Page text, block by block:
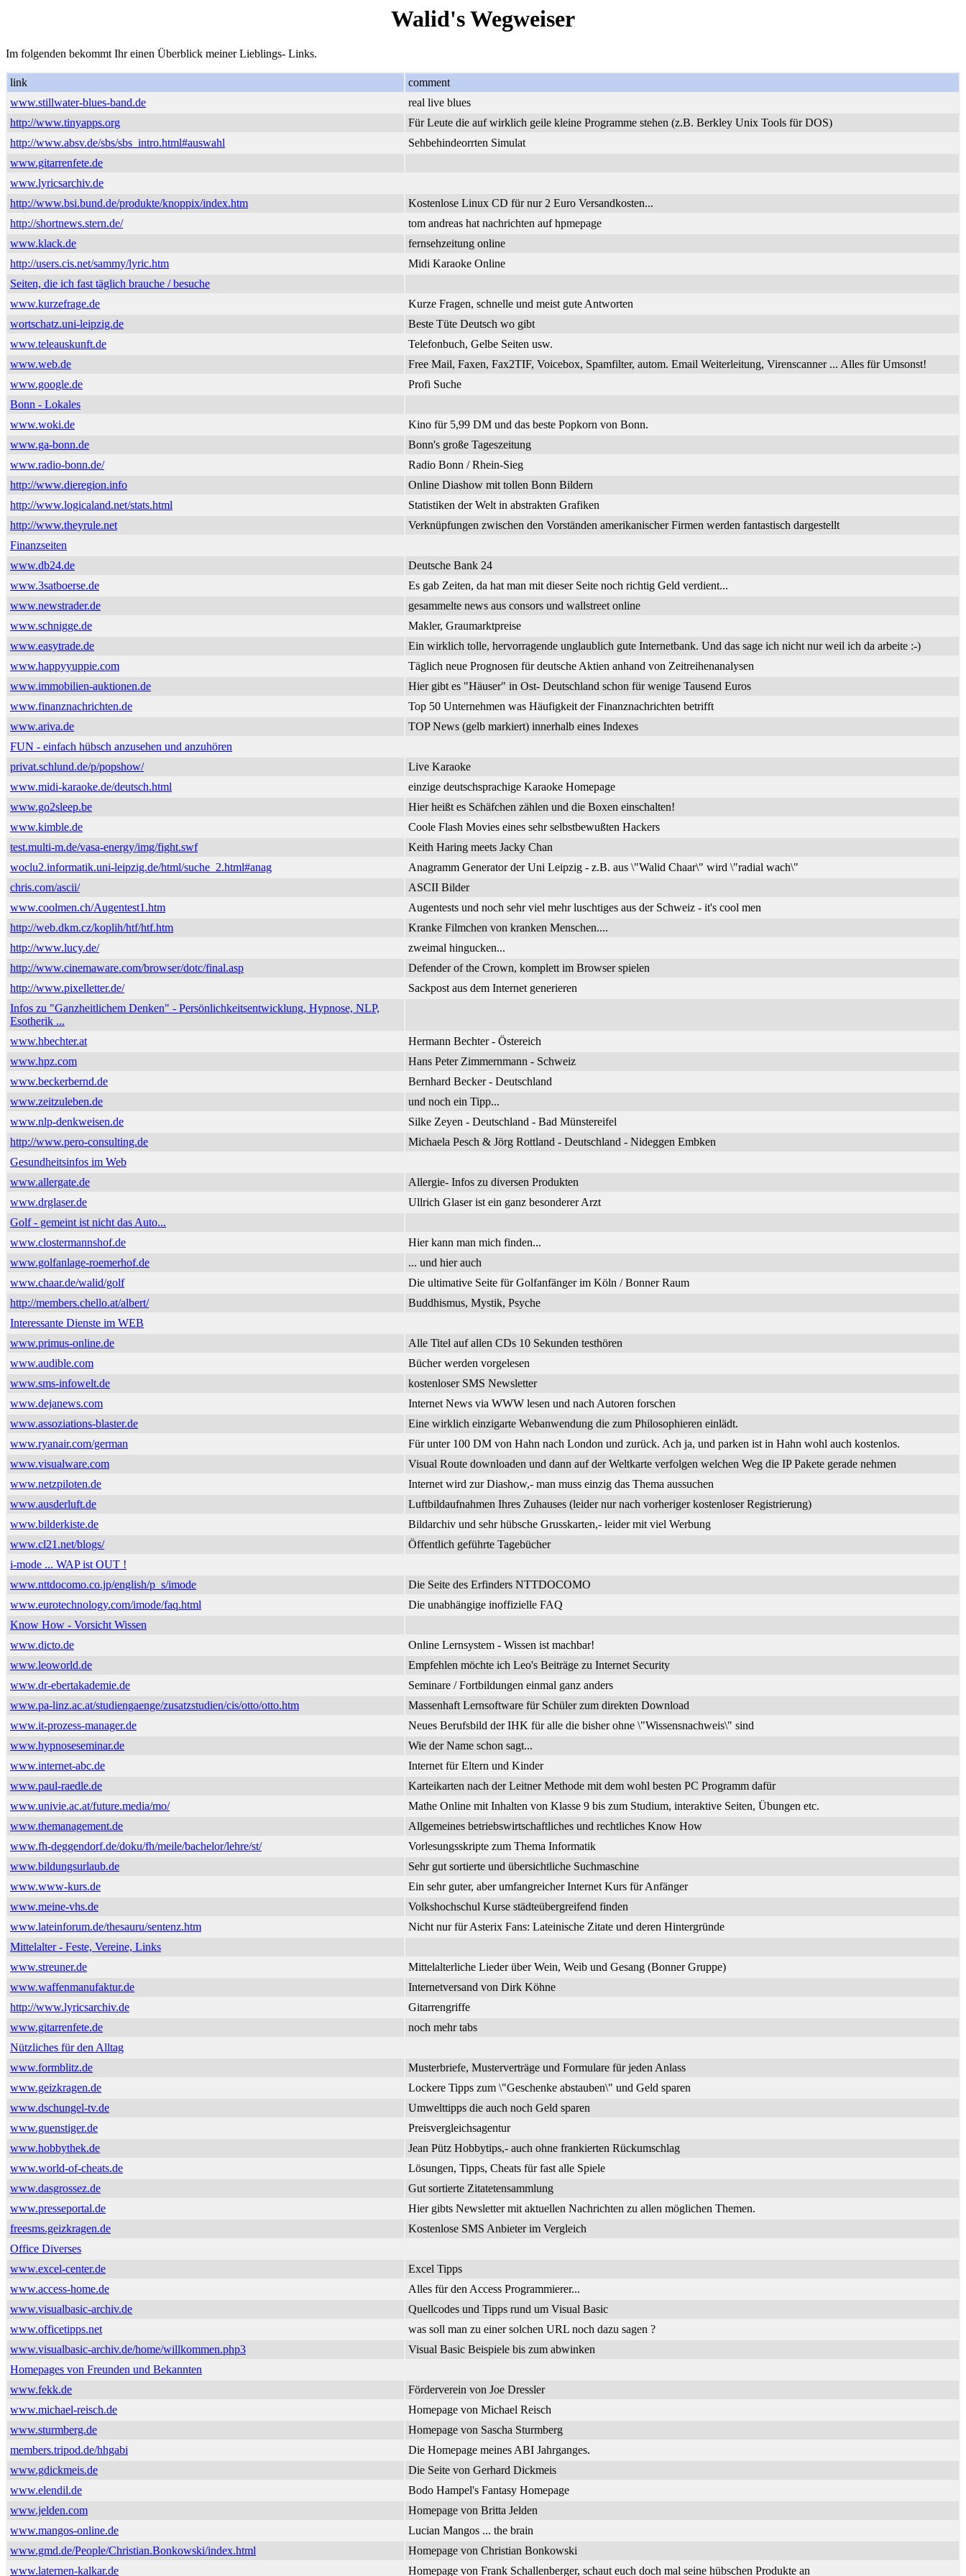
Walid's Wegweiser
Im folgenden bekommt Ihr einen Überblick meiner Lieblings- Links.
link
comment
www.stillwater-blues-band.de
real live blues
http://www.tinyapps.org
Für Leute die auf wirklich geile kleine Programme stehen (z.B. Berkley Unix Tools für DOS)
http://www.absv.de/sbs/sbs_intro.html#auswahl
Sehbehindeorrten Simulat
www.gitarrenfete.de
www.lyricsarchiv.de
http://www.bsi.bund.de/produkte/knoppix/index.htm
Kostenlose Linux CD für nur 2 Euro Versandkosten...
http://shortnews.stern.de/
tom andreas hat nachrichten auf hpmepage
www.klack.de
fernsehzeitung online
http://users.cis.net/sammy/lyric.htm
Midi Karaoke Online
Seiten, die ich fast täglich brauche / besuche
www.kurzefrage.de
Kurze Fragen, schnelle und meist gute Antworten
wortschatz.uni-leipzig.de
Beste Tüte Deutsch wo gibt
www.teleauskunft.de
Telefonbuch, Gelbe Seiten usw.
www.web.de
Free Mail, Faxen, Fax2TIF, Voicebox, Spamfilter, autom. Email Weiterleitung, Virenscanner ... Alles für Umsonst!
www.google.de
Profi Suche
Bonn - Lokales
www.woki.de
Kino für 5,99 DM und das beste Popkorn von Bonn.
www.ga-bonn.de
Bonn's große Tageszeitung
www.radio-bonn.de/
Radio Bonn / Rhein-Sieg
http://www.dieregion.info
Online Diashow mit tollen Bonn Bildern
http://www.logicaland.net/stats.html
Statistiken der Welt in abstrakten Grafiken
http://www.theyrule.net
Verknüpfungen zwischen den Vorständen amerikanischer Firmen werden fantastisch dargestellt
Finanzseiten
www.db24.de
Deutsche Bank 24
www.3satboerse.de
Es gab Zeiten, da hat man mit dieser Seite noch richtig Geld verdient...
www.newstrader.de
gesammelte news aus consors und wallstreet online
www.schnigge.de
Makler, Graumarktpreise
www.easytrade.de
Ein wirklich tolle, hervorragende unglaublich gute Internetbank. Und das sage ich nicht nur weil ich da arbeite :-)
www.happyyuppie.com
Täglich neue Prognosen für deutsche Aktien anhand von Zeitreihenanalysen
www.immobilien-auktionen.de
Hier gibt es "Häuser" in Ost- Deutschland schon für wenige Tausend Euros
www.finanznachrichten.de
Top 50 Unternehmen was Häufigkeit der Finanznachrichten betrifft
www.ariva.de
TOP News (gelb markiert) innerhalb eines Indexes
FUN - einfach hübsch anzusehen und anzuhören
privat.schlund.de/p/popshow/
Live Karaoke
www.midi-karaoke.de/deutsch.html
einzige deutschsprachige Karaoke Homepage
www.go2sleep.be
Hier heißt es Schäfchen zählen und die Boxen einschalten!
www.kimble.de
Coole Flash Movies eines sehr selbstbewußten Hackers
test.multi-m.de/vasa-energy/img/fight.swf
Keith Haring meets Jacky Chan
woclu2.informatik.uni-leipzig.de/html/suche_2.html#anag
Anagramm Generator der Uni Leipzig - z.B. aus \"Walid Chaar\" wird \"radial wach\"
chris.com/ascii/
ASCII Bilder
www.coolmen.ch/Augentest1.htm
Augentests und noch sehr viel mehr luschtiges aus der Schweiz - it's cool men
http://web.dkm.cz/koplih/htf/htf.htm
Kranke Filmchen von kranken Menschen....
http://www.lucy.de/
zweimal hingucken...
http://www.cinemaware.com/browser/dotc/final.asp
Defender of the Crown, komplett im Browser spielen
http://www.pixelletter.de/
Sackpost aus dem Internet generieren
Infos zu "Ganzheitlichem Denken" - Persönlichkeitsentwicklung, Hypnose, NLP,
Esotherik ...
www.hbechter.at
Hermann Bechter - Östereich
www.hpz.com
Hans Peter Zimmernmann - Schweiz
www.beckerbernd.de
Bernhard Becker - Deutschland
www.zeitzuleben.de
und noch ein Tipp...
www.nlp-denkweisen.de
Silke Zeyen - Deutschland - Bad Münstereifel
http://www.pero-consulting.de
Michaela Pesch & Jörg Rottland - Deutschland - Nideggen Embken
Gesundheitsinfos im Web
www.allergate.de
Allergie- Infos zu diversen Produkten
www.drglaser.de
Ullrich Glaser ist ein ganz besonderer Arzt
Golf - gemeint ist nicht das Auto...
www.clostermannshof.de
Hier kann man mich finden...
www.golfanlage-roemerhof.de
... und hier auch
www.chaar.de/walid/golf
Die ultimative Seite für Golfanfänger im Köln / Bonner Raum
http://members.chello.at/albert/
Buddhismus, Mystik, Psyche
Interessante Dienste im WEB
www.primus-online.de
Alle Titel auf allen CDs 10 Sekunden testhören
www.audible.com
Bücher werden vorgelesen
www.sms-infowelt.de
kostenloser SMS Newsletter
www.dejanews.com
Internet News via WWW lesen und nach Autoren forschen
www.assoziations-blaster.de
Eine wirklich einzigarte Webanwendung die zum Philosophieren einlädt.
www.ryanair.com/german
Für unter 100 DM von Hahn nach London und zurück. Ach ja, und parken ist in Hahn wohl auch kostenlos.
www.visualware.com
Visual Route downloaden und dann auf der Weltkarte verfolgen welchen Weg die IP Pakete gerade nehmen
www.netzpiloten.de
Internet wird zur Diashow,- man muss einzig das Thema aussuchen
www.ausderluft.de
Luftbildaufnahmen Ihres Zuhauses (leider nur nach vorheriger kostenloser Registrierung)
www.bilderkiste.de
Bildarchiv und sehr hübsche Grusskarten,- leider mit viel Werbung
www.cl21.net/blogs/
Öffentlich geführte Tagebücher
i-mode ... WAP ist OUT !
www.nttdocomo.co.jp/english/p_s/imode
Die Seite des Erfinders NTTDOCOMO
www.eurotechnology.com/imode/faq.html
Die unabhängige inoffizielle FAQ
Know How - Vorsicht Wissen
www.dicto.de
Online Lernsystem - Wissen ist machbar!
www.leoworld.de
Empfehlen möchte ich Leo's Beiträge zu Internet Security
www.dr-ebertakademie.de
Seminare / Fortbildungen einmal ganz anders
www.pa-linz.ac.at/studiengaenge/zusatzstudien/cis/otto/otto.htm
Massenhaft Lernsoftware für Schüler zum direkten Download
www.it-prozess-manager.de
Neues Berufsbild der IHK für alle die bisher ohne \"Wissensnachweis\" sind
www.hypnoseseminar.de
Wie der Name schon sagt...
www.internet-abc.de
Internet für Eltern und Kinder
www.paul-raedle.de
Karteikarten nach der Leitner Methode mit dem wohl besten PC Programm dafür
www.univie.ac.at/future.media/mo/
Mathe Online mit Inhalten von Klasse 9 bis zum Studium, interaktive Seiten, Übungen etc.
www.themanagement.de
Allgemeines betriebswirtschaftliches und rechtliches Know How
www.fh-deggendorf.de/doku/fh/meile/bachelor/lehre/st/
Vorlesungsskripte zum Thema Informatik
www.bildungsurlaub.de
Sehr gut sortierte und übersichtliche Suchmaschine
www.www-kurs.de
Ein sehr guter, aber umfangreicher Internet Kurs für Anfänger
www.meine-vhs.de
Volkshochschul Kurse städteübergreifend finden
www.lateinforum.de/thesauru/sentenz.htm
Nicht nur für Asterix Fans: Lateinische Zitate und deren Hintergründe
Mittelalter - Feste, Vereine, Links
www.streuner.de
Mittelalterliche Lieder über Wein, Weib und Gesang (Bonner Gruppe)
www.waffenmanufaktur.de
Internetversand von Dirk Köhne
http://www.lyricsarchiv.de
Gitarrengriffe
www.gitarrenfete.de
noch mehr tabs
Nützliches für den Alltag
www.formblitz.de
Musterbriefe, Musterverträge und Formulare für jeden Anlass
www.geizkragen.de
Lockere Tipps zum \"Geschenke abstauben\" und Geld sparen
www.dschungel-tv.de
Umwelttipps die auch noch Geld sparen
www.guenstiger.de
Preisvergleichsagentur
www.hobbythek.de
Jean Pütz Hobbytips,- auch ohne frankierten Rückumschlag
www.world-of-cheats.de
Lösungen, Tipps, Cheats für fast alle Spiele
www.dasgrossez.de
Gut sortierte Zitatetensammlung
www.presseportal.de
Hier gibts Newsletter mit aktuellen Nachrichten zu allen möglichen Themen.
freesms.geizkragen.de
Kostenlose SMS Anbieter im Vergleich
Office Diverses
www.excel-center.de
Excel Tipps
www.access-home.de
Alles für den Access Programmierer...
www.visualbasic-archiv.de
Quellcodes und Tipps rund um Visual Basic
www.officetipps.net
was soll man zu einer solchen URL noch dazu sagen ?
www.visualbasic-archiv.de/home/willkommen.php3
Visual Basic Beispiele bis zum abwinken
Homepages von Freunden und Bekannten
www.fekk.de
Förderverein von Joe Dressler
www.michael-reisch.de
Homepage von Michael Reisch
www.sturmberg.de
Homepage von Sascha Sturmberg
members.tripod.de/hhgabi
Die Homepage meines ABI Jahrganges.
www.gdickmeis.de
Die Seite von Gerhard Dickmeis
www.elendil.de
Bodo Hampel's Fantasy Homepage
www.jelden.com
Homepage von Britta Jelden
www.mangos-online.de
Lucian Mangos ... the brain
www.gmd.de/People/Christian.Bonkowski/index.html
Homepage von Christian Bonkowski
www.laternen-kalkar.de
Homepage von Frank Schallenberger, schaut euch doch mal seine hübschen Produkte an